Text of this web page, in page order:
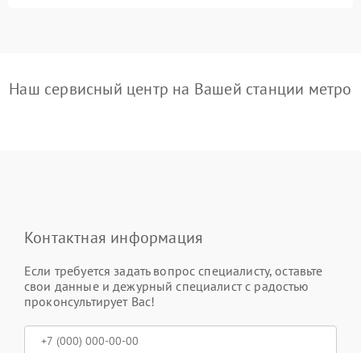
Наш сервисный центр на Вашей станции метро
Контактная информация
Если требуется задать вопрос специалисту, оставьте
свои данные и дежурный специалист с радостью
проконсультирует Вас!